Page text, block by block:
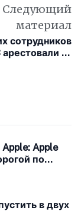
Следующий
материал
сотрудников
арестовали за
Apple
по
в двух